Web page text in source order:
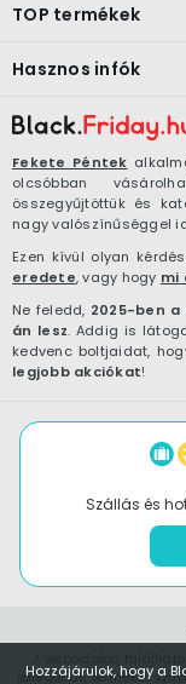
Hozzájárulok, hogy a
Fekete Péntek
olcsóbban
összegyűjtöttük és
nagy valószínűséggel
Ezen kívül olyan
eredete, vagy hogy mi
Ne feledd, 2025-ben a
án lesz. Addig is
kedvenc boltjaidat,
legjobb akciókat!
TOP termékek
Hasznos infók
Szállás és
kategóriák, termékek